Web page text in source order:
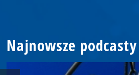
Najnowsze podcasty